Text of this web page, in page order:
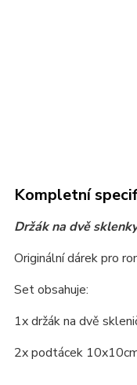
Kompletní
Držák na dvě sklenky
Originální dárek pro
Set obsahuje:
1x držák na dvě
2x podtácek